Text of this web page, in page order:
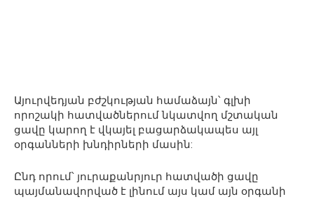
Այուրվեդյան բժշկության համաձայն՝ գլխի
որոշակի հատվածներում նկատվող մշտական
ցավը կարող է վկայել բացարձակապես այլ
օրգանների խնդիրների մասին:
Ընդ որում՝ յուրաքանրյուր հատվածի ցավը
պայմանավորված է լինում այս կամ այն օրգանի